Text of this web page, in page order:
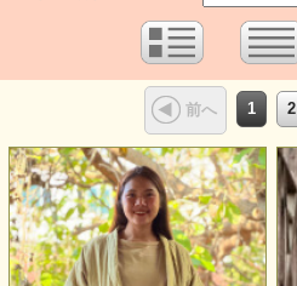
前へ 1 2